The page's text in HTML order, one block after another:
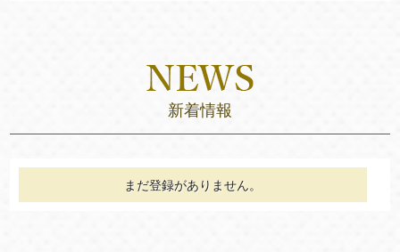
新着情報
まだ登録がありません。